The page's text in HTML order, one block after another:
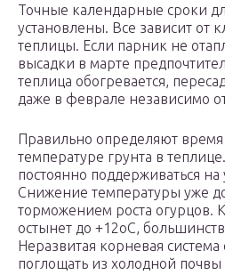
Точные календарные сроки
установлены. Все зависит от
теплицы. Если парник не
высадки в марте
теплица обогревается,
даже в феврале независимо
Правильно определяют время
температуре грунта в
постоянно поддерживаться
Снижение температуры уже
торможением роста огурцов.
остынет до +12оС,
Неразвитая корневая
поглощать из холодной почвы